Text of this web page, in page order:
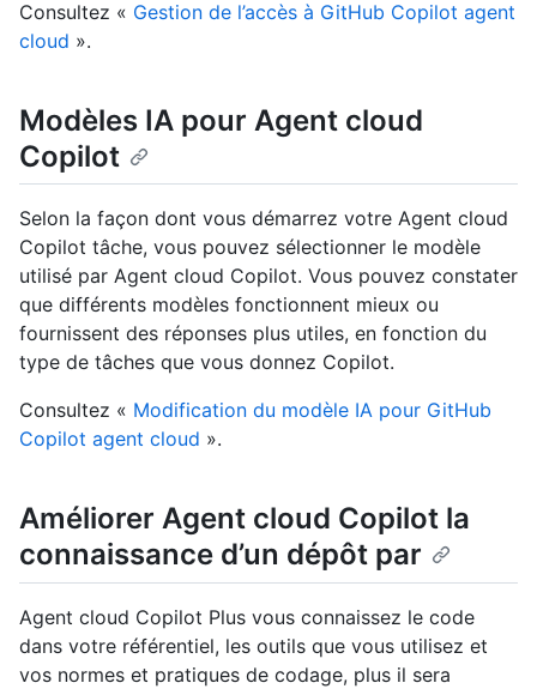
Consultez « Gestion de l’accès à GitHub Copilot agent
cloud ».
Modèles IA pour Agent cloud
Copilot
Selon la façon dont vous démarrez votre Agent cloud
Copilot tâche, vous pouvez sélectionner le modèle
utilisé par Agent cloud Copilot. Vous pouvez constater
que différents modèles fonctionnent mieux ou
fournissent des réponses plus utiles, en fonction du
type de tâches que vous donnez Copilot.
Consultez « Modification du modèle IA pour GitHub
Copilot agent cloud ».
Améliorer Agent cloud Copilot la
connaissance d’un dépôt par
Agent cloud Copilot Plus vous connaissez le code
dans votre référentiel, les outils que vous utilisez et
vos normes et pratiques de codage, plus il sera